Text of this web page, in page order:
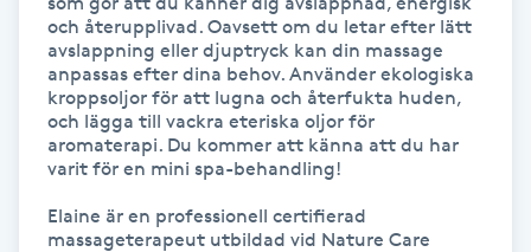
Hudföryngring
Huduppstramning
Hudvård
Hyaluronsyra
och återupplivad. Oavsett om du letar efter lätt
avslappning eller djuptryck kan din massage
anpassas efter dina behov. Använder ekologiska
kroppsoljor för att lugna och återfukta huden,
och lägga till vackra eteriska oljor för
aromaterapi. Du kommer att känna att du har
varit för en mini spa-behandling!
Elaine är en professionell certifierad
massageterapeut utbildad vid Nature Care